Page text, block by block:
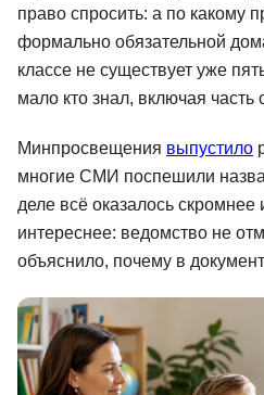
право спросить: а по какому
формально обязательной
классе не существует уже
мало кто знал, включая часть
Минпросвещения выпустило
многие СМИ поспешили
деле всё оказалось
интереснее: ведомство не
объяснило, почему в
Дизайн
Аналитика
Иностранные языки
Soft Skills
ДПО
Акции и промокоды
Рейтинг онлайн-школ